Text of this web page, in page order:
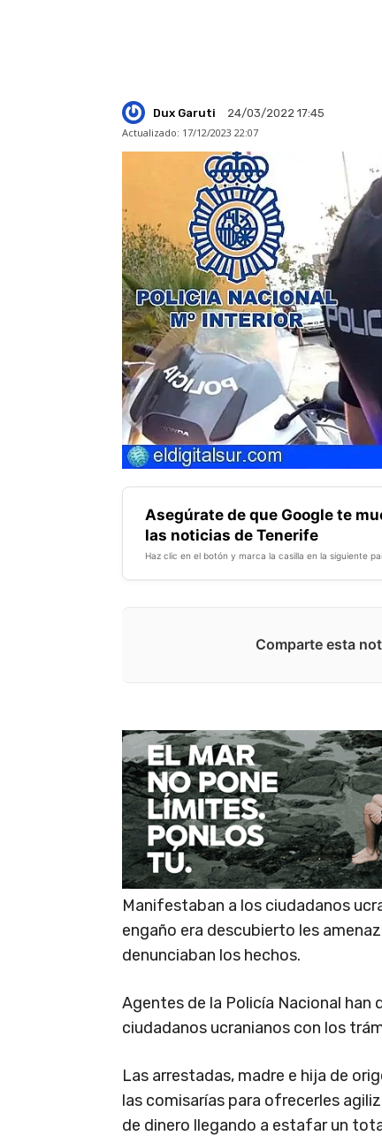
Dux Garuti
24/03/2022 17:45
Actualizado: 17/12/2023 22:07
Asegúrate de que Google te
las noticias de Tenerife
Haz clic en el botón y marca la casilla en la siguiente
Comparte esta
Manifestaban a los ciudadanos
engaño era descubierto les
denunciaban los hechos.
Agentes de la Policía Nacional
ciudadanos ucranianos con los
Las arrestadas, madre e hija de
las comisarías para ofrecerles
de dinero llegando a estafar un